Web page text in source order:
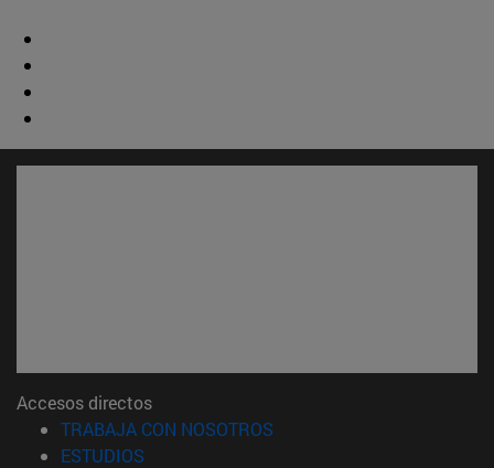
Accesos directos
TRABAJA CON NOSOTROS
ESTUDIOS